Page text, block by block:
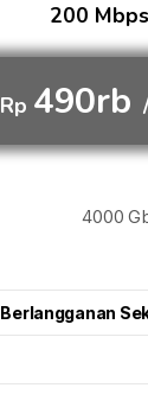
200 Mbps
Rp 490rb
4000
Berlangganan